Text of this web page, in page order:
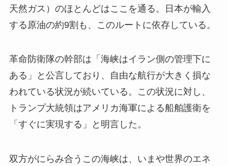
天然ガス）のほとんどはここを通る。日本が輸入
する原油の約9割も、このルートに依存している。
革命防衛隊の幹部は「海峡はイラン側の管理下に
ある」と公言しており、自由な航行が大きく損な
われている状況が続いている。この状況に対し、
トランプ大統領はアメリカ海軍による船舶護衛を
「すぐに実現する」と明言した。
双方がにらみ合うこの海峡は、いまや世界のエネ